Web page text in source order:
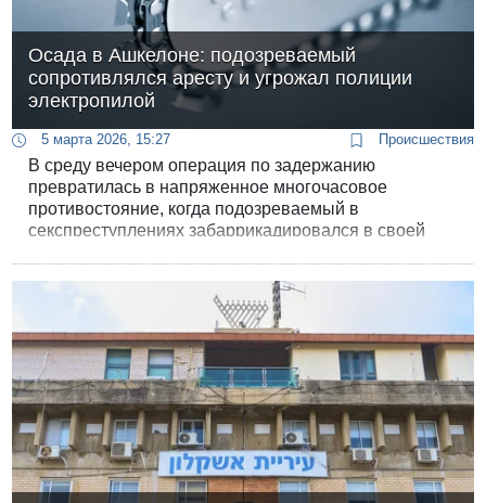
Осада в Ашкелоне: подозреваемый
сопротивлялся аресту и угрожал полиции
электропилой
5 марта 2026, 15:27 Происшествия
В среду вечером операция по задержанию
превратилась в напряженное многочасовое
противостояние, когда подозреваемый в
секспреступлениях забаррикадировался в своей